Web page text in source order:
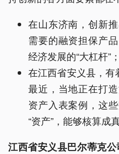
在山东济南，创新
需要的融资担保产
经济发展的“大杠杆”；
在江西省安义县，有
最近，当地正在打
资产入表案例，这
“资产”，能够核算成
江西省安义县巴尔蒂克公